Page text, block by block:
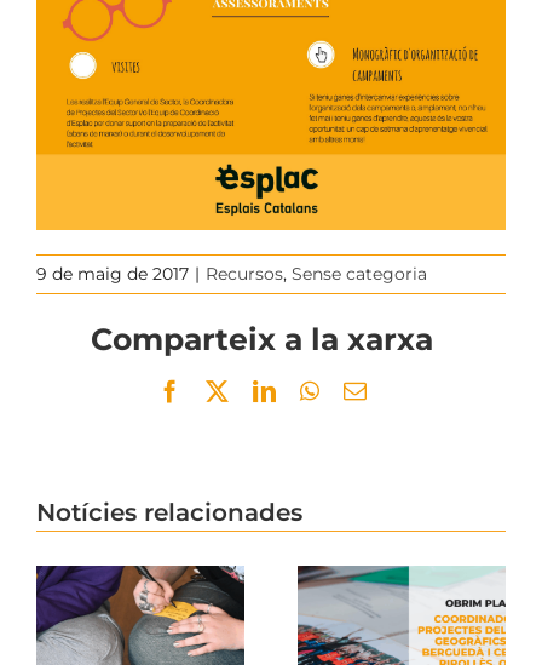
9 de maig de 2017 | Recursos, Sense categoria
Comparteix a la xarxa
Facebook
TwitterLinkedInWhatsApp
Email
Notícies relacionades